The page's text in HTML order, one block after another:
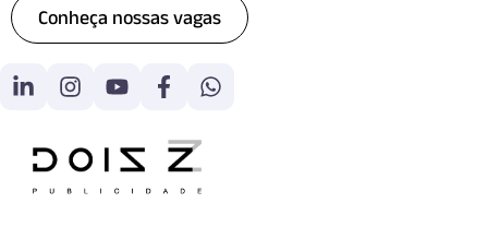
Conheça nossas vagas